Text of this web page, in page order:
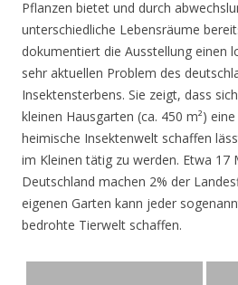
Pflanzen bietet und durch
unterschiedliche Lebensräume
dokumentiert die Ausstellung einen
sehr aktuellen Problem des
Insektensterbens. Sie zeigt, dass
kleinen Hausgarten (ca. 450 m²)
heimische Insektenwelt schaffen
im Kleinen tätig zu werden. Etwa 17
Deutschland machen 2% der
eigenen Garten kann jeder
bedrohte Tierwelt schaffen.